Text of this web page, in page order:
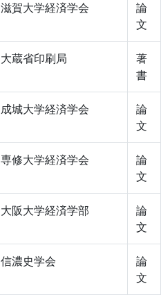
滋賀大学経済学会
論
文
大蔵省印刷局
著
書
成城大学経済学会
論
文
専修大学経済学会
論
文
大阪大学経済学部
論
文
信濃史学会
論
文